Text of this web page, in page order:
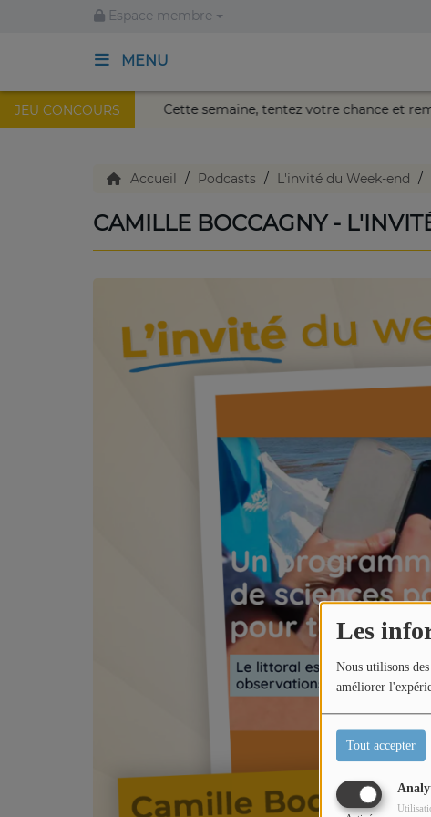
Les
Nous utilisons
améliorer
Tout accepter
Espace membre
MENU
JEU CONCOURS
au Palais Nikaïa de Nice ! Cette semaine, tentez votre
ACCUEIL
TV en direct
Replay TV
Emissions Radio
Accueil Podcasts L'invité du Week-end
CAMILLE BOCCAGNY -